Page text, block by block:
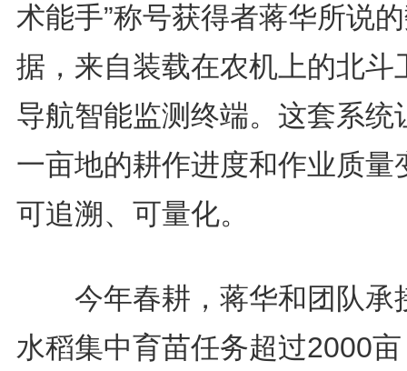
术能手”称号获得者蒋华所说
据，来自装载在农机上的北斗
导航智能监测终端。这套系统
一亩地的耕作进度和作业质量
可追溯、可量化。
今年春耕，蒋华和团队承
水稻集中育苗任务超过2000